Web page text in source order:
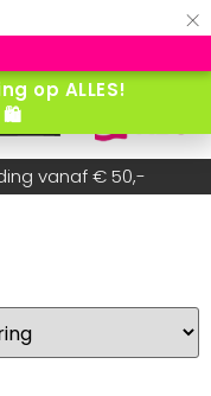
×
vanaf € 50,-
dag verzonden!
op ALLES!
🛍️